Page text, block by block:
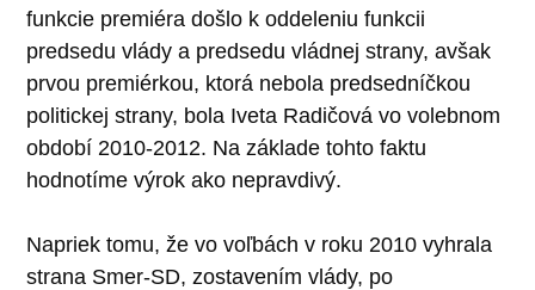
funkcie premiéra došlo k oddeleniu funkcii
predsedu vlády a predsedu vládnej strany, avšak
prvou premiérkou, ktorá nebola predsedníčkou
politickej strany, bola Iveta Radičová vo volebnom
období 2010-2012. Na základe tohto faktu
hodnotíme výrok ako nepravdivý.
Napriek tomu, že vo voľbách v roku 2010 vyhrala
strana Smer-SD, zostavením vlády, po